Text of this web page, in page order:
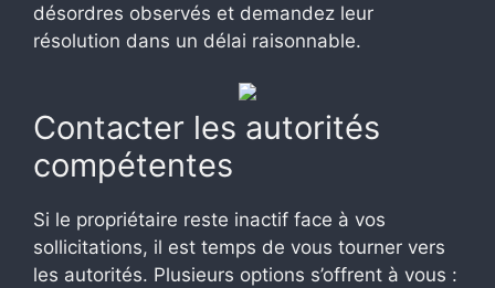
désordres observés et demandez leur
résolution dans un délai raisonnable.
Contacter les autorités
compétentes
Si le propriétaire reste inactif face à vos
sollicitations, il est temps de vous tourner vers
les autorités. Plusieurs options s’offrent à vous :